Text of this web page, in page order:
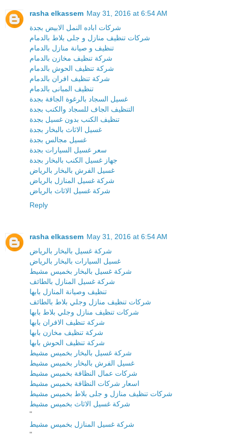
rasha elkassem May 31, 2016 at 6:54 AM
شركات اباده النمل الابيض بجدة
شركات تنظيف منازل و جلى بلاط بالدمام
تنظيف و صيانة منازل بالدمام
شركة تنظيف مخازن بالدمام
شركة تنظيف الحوش بالدمام
شركة تنظيف افران بالدمام
تنظيف المبانى بالدمام
غسيل السجاد بالرغوة الجافة بجدة
التنظيف الجاف للسجاد والكنب بجدة
تنظيف الكنب بدون غسيل بجدة
غسيل الاثاث بالبخار بجدة
غسيل مجالس بجدة
سعر غسيل السيارات بجدة
جهاز غسيل الكنب بالبخار بجدة
غسيل الفرش بالبخار بالرياض
شركة غسيل المنازل بالرياض
شركة غسيل الاثاث بالرياض
Reply
rasha elkassem May 31, 2016 at 6:54 AM
شركة غسيل بالبخار بالرياض
غسيل السيارات بالبخار بالرياض
شركة غسيل بالبخار بخميس مشيط
شركة غسيل المنازل بالطائف
تنظيف وصيانة المنازل بابها
شركات تنظيف منازل وجلي بلاط بالطائف
شركات تنظيف منازل وجلي بلاط بابها
شركة تنظيف الافران بابها
شركة تنظيف مخازن بابها
شركة تنظيف الحوش بابها
شركة غسيل بالبخار بخميس مشيط
غسيل الفرش بالبخار بخميس مشيط
شركات عمال النظافة بخميس مشيط
اسعار شركات النظافة بخميس مشيط
شركات تنظيف منازل و جلى بلاط بخميس مشيط
شركة غسيل الاثاث بخميس مشيط
"
شركة غسيل المنازل بخميس مشيط
"